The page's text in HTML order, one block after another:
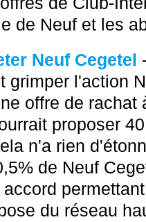
de Neuf et les
Neuf Cegetel
grimper l'action
offre de rachat
proposer
n'a rien
de Neuf
du réseau